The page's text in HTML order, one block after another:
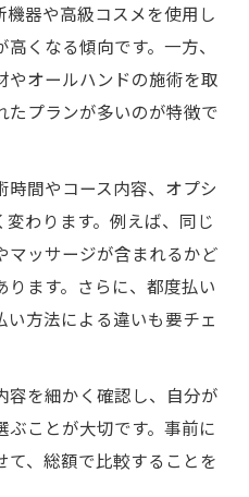
器や高級コスメを使用し
くなる傾向です。一方、
やオールハンドの施術を取
たプランが多いのが特徴で
時間やコース内容、オプシ
わります。例えば、同じ
マッサージが含まれるかど
ます。さらに、都度払い
い方法による違いも要チェ
容を細かく確認し、自分が
ことが大切です。事前に
て、総額で比較することを